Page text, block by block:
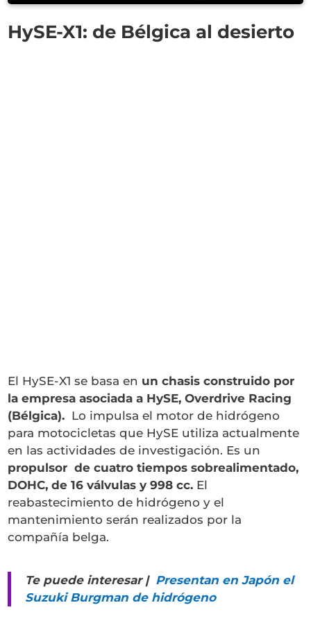
HySE-X1: de Bélgica al desierto
El HySE-X1 se basa en un chasis construido por
la empresa asociada a HySE, Overdrive Racing
(Bélgica). Lo impulsa el motor de hidrógeno
para motocicletas que HySE utiliza actualmente
en las actividades de investigación. Es un
propulsor de cuatro tiempos sobrealimentado,
DOHC, de 16 válvulas y 998 cc. El
reabastecimiento de hidrógeno y el
mantenimiento serán realizados por la
compañía belga.
Te puede interesar | Presentan en Japón el
Suzuki Burgman de hidrógeno